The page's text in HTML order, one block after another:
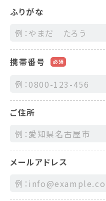
ふりがな
携帯番号 必須
ご住所
メールアドレス